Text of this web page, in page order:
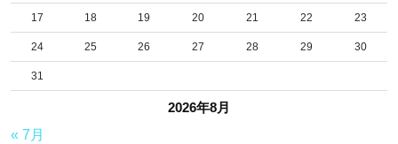
2026年8月
17 18 19 20 21 22 23
24 25 26 27 28 29 30
31
« 7月